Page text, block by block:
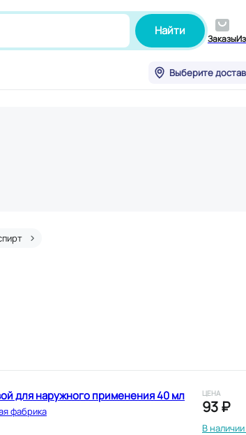
Найти
Заказы
Выберите
для наружного применения 40 мл
фабрика
ЦЕНА
93 ₽
В